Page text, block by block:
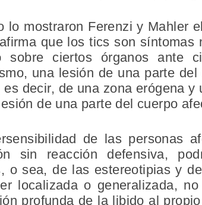
lo mostraron Ferenzi y Mahler
que los tics son
sobre ciertos órganos ante
una lesión de una parte
es decir, de una zona erógena
de una parte del cuerpo
de las personas
sin reacción defensiva,
o sea, de las estereotipias y
localizada o generalizada,
profunda de la libido al